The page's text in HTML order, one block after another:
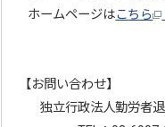
ホームページはこちら
【お問い合わせ】
独立行政法人勤労者